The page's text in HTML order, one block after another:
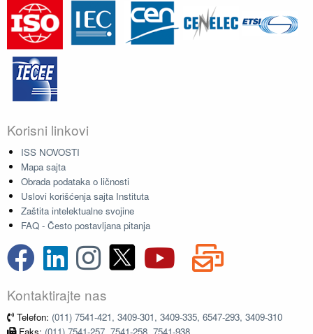
Korisni linkovi
ISS NOVOSTI
Mapa sajta
Obrada podataka o ličnosti
Uslovi korišćenja sajta Instituta
Zaštita intelektualne svojine
FAQ - Često postavljana pitanja
Kontaktirajte nas
Telefon: (011) 7541-421, 3409-301, 3409-335, 6547-293, 3409-310